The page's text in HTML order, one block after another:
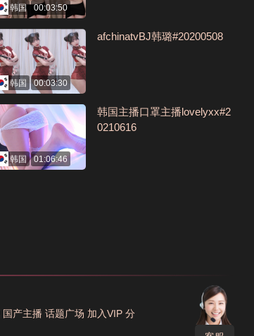
韩国 00:03:50
韩国 00:03:30
afchinatvBJ韩璐#20200508
韩国 01:06:46
韩国主播口罩主播lovelyxx#2
0210616
国产主播 话题广场 加入VIP 分